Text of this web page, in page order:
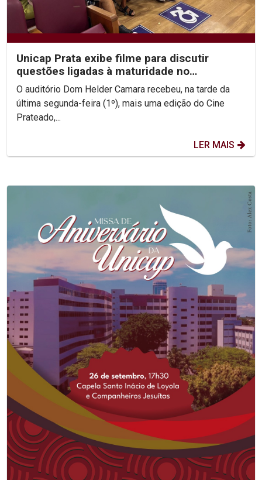
Unicap Prata exibe filme para discutir
questões ligadas à maturidade no
casamento
O auditório Dom Helder Camara recebeu, na tarde da
última segunda-feira (1º), mais uma edição do Cine
Prateado,...
LER MAIS